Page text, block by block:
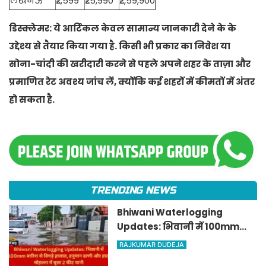
डिस्क्लेमर: ये आर्टिकल केवल सामान्य जानकारी देने के के
उद्देश्य से तैयार किया गया है. किसी भी प्रकार का निवेश या
सोना-चांदी की खरीदारी करने से पहले अपने शहर के ताज़ा और
प्रमाणित रेट अवश्य जांच लें, क्योंकि कई शहरों में कीमतों में अंतर
हो सकता है.
TRENDING NEWS
Bhiwani Waterlogging
Updates: भिवानी में 100mm
बारिश से बिगड़े हालात, हनुमान
RAJKUMAR DUDEJA